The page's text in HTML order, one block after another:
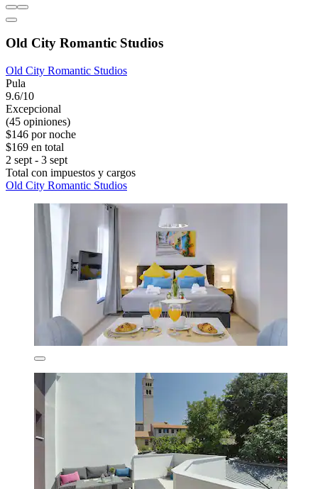
Old City Romantic Studios
Old City Romantic Studios
Pula
9.6/10
Excepcional
(45 opiniones)
$146 por noche
$169 en total
2 sept - 3 sept
Total con impuestos y cargos
Old City Romantic Studios